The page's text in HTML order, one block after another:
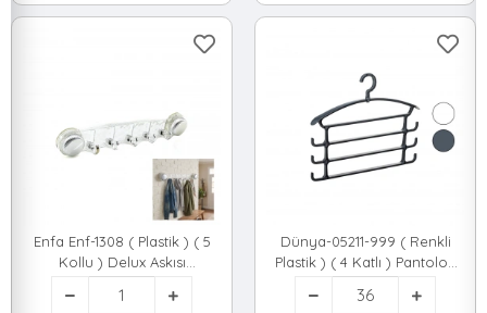
Enfa Enf-1308 ( Plastik ) ( 5
Kollu ) Delux Askısı
Yapışkanlı*120
Dünya-05211-999 ( Renkli
Plastik ) ( 4 Katlı ) Pantolon
Askısı ( 360° Döner Başlıklı ) (
3+3-kol Yandan Askılıklı)*36=k